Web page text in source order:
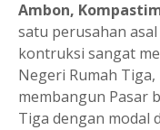
Ambon,
satu perusahan
kontruksi sangat
Negeri Rumah
membangun Pasar
Tiga dengan modal